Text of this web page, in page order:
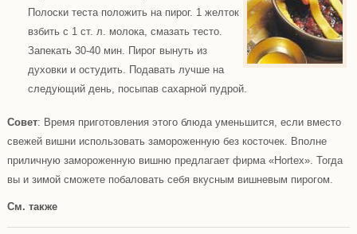
Полоски теста положить на пирог. 1 желток
взбить с 1 ст. л. молока, смазать тесто.
Запекать 30-40 мин. Пирог вынуть из
духовки и остудить. Подавать лучше на
следующий день, посыпав сахарной пудрой.
Совет: Время приготовления этого блюда уменьшится, если вместо
свежей вишни использовать замороженную без косточек. Вполне
приличную замороженную вишню предлагает фирма «Hortex». Тогда
вы и зимой сможете побаловать себя вкусным вишневым пирогом.
См. также